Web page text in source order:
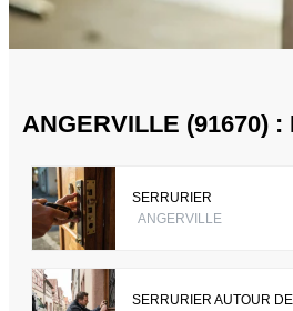
ANGERVILLE (91670) :
SERRURIER
ANGERVILLE
SERRURIER AUTOUR